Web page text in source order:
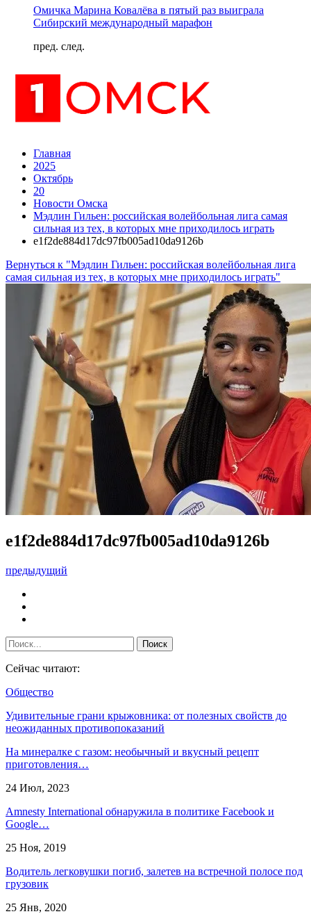
Омичка Марина Ковалёва в пятый раз выиграла
Сибирский международный марафон
пред. след.
Главная
2025
Октябрь
20
Новости Омска
Мэдлин Гильен: российская волейбольная лига самая
сильная из тех, в которых мне приходилось играть
e1f2de884d17dc97fb005ad10da9126b
Вернуться к "Мэдлин Гильен: российская волейбольная лига
самая сильная из тех, в которых мне приходилось играть"
e1f2de884d17dc97fb005ad10da9126b
предыдущий
Сейчас читают:
Общество
Удивительные грани крыжовника: от полезных свойств до
неожиданных противопоказаний
На минералке с газом: необычный и вкусный рецепт
приготовления…
24 Июл, 2023
Amnesty International обнаружила в политике Facebook и
Google…
25 Ноя, 2019
Водитель легковушки погиб, залетев на встречной полосе под
грузовик
25 Янв, 2020